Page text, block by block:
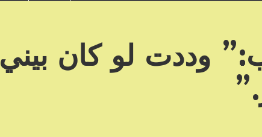
وددت لو كان بيني